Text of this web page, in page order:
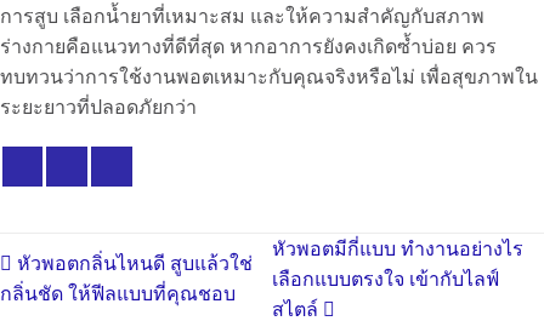
การสูบ เลือกน้ำยาที่เหมาะสม และให้ความสำคัญกับสภาพ
ร่างกายคือแนวทางที่ดีที่สุด หากอาการยังคงเกิดซ้ำบ่อย ควร
ทบทวนว่าการใช้งานพอตเหมาะกับคุณจริงหรือไม่ เพื่อสุขภาพใน
ระยะยาวที่ปลอดภัยกว่า
หัวพอตกลิ่นไหนดี สูบแล้วใช่
กลิ่นชัด ให้ฟีลแบบที่คุณชอบ
หัวพอตมีกี่แบบ ทำงานอย่างไร
เลือกแบบตรงใจ เข้ากับไลฟ์
สไตล์